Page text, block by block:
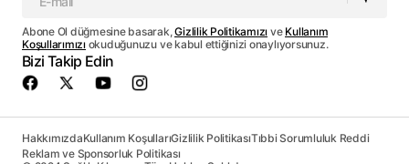
Abone Ol düğmesine basarak,Gizlilik Politikamızı ve Kullanım
Koşullarımızıokuduğunuzu ve kabul ettiğinizi onaylıyorsunuz.
Bizi Takip Edin
HakkımızdaKullanım KoşullarıGizlilik PolitikasıTıbbi Sorumluluk Reddi
Reklam ve Sponsorluk Politikası